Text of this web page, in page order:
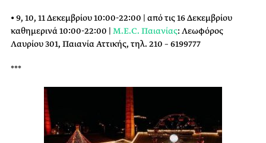
• 9, 10, 11 Δεκεμβρίου 10:00-22:00 | από τις 16 Δεκεμβρίου
καθημερινά 10:00-22:00 | M.E.C. Παιανίας: Λεωφόρος
Λαυρίου 301, Παιανία Αττικής, τηλ. 210 – 6199777
***